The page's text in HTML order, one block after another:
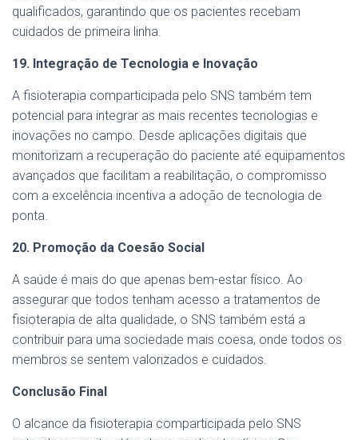
qualificados, garantindo que os pacientes recebam
cuidados de primeira linha.
19. Integração de Tecnologia e Inovação
A fisioterapia comparticipada pelo SNS também tem
potencial para integrar as mais recentes tecnologias e
inovações no campo. Desde aplicações digitais que
monitorizam a recuperação do paciente até equipamentos
avançados que facilitam a reabilitação, o compromisso
com a excelência incentiva a adoção de tecnologia de
ponta.
20. Promoção da Coesão Social
A saúde é mais do que apenas bem-estar físico. Ao
assegurar que todos tenham acesso a tratamentos de
fisioterapia de alta qualidade, o SNS também está a
contribuir para uma sociedade mais coesa, onde todos os
membros se sentem valorizados e cuidados.
Conclusão Final
O alcance da fisioterapia comparticipada pelo SNS